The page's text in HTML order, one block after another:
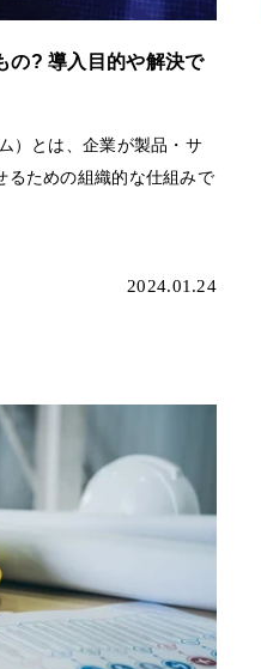
の? 導入目的や解決で
）とは、企業が製品・サ
るための組織的な仕組みで
2024.01.24